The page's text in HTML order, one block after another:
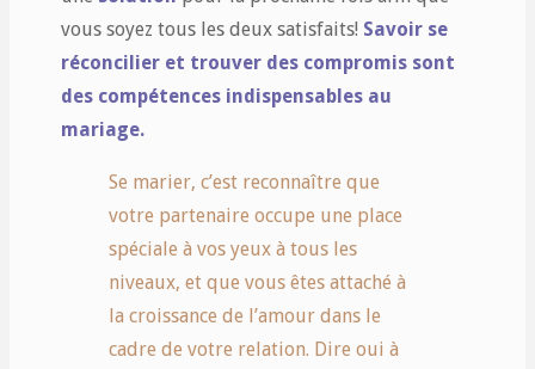
vous soyez tous les deux satisfaits! Savoir se
réconcilier et trouver des compromis sont
des compétences indispensables au
mariage.
Se marier, c’est reconnaître que
votre partenaire occupe une place
spéciale à vos yeux à tous les
niveaux, et que vous êtes attaché à
la croissance de l’amour dans le
cadre de votre relation. Dire oui à